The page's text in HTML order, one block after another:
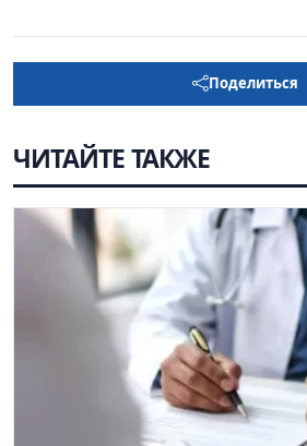
Поделиться
ЧИТАЙТЕ ТАКЖЕ